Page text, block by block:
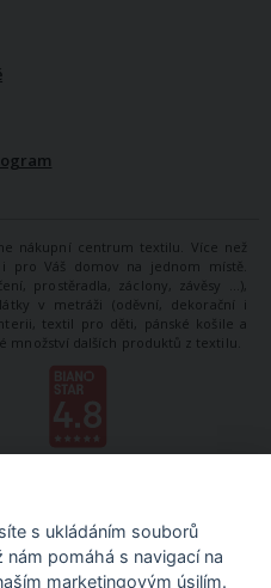
nákupní centrum textilu. Více než
Váš domov na jednom místě.
prostěradla, záclony, závěsy ...),
v metráži (oděvní, dekorační i
textil pro děti, pánské košile a
množství dalších produktů z textilu.
s ukládáním souborů
pomáhá s navigací na
marketingovým úsilím.